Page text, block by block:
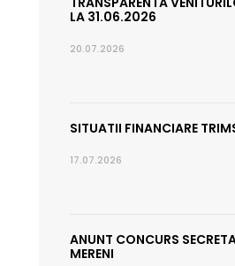
LA 31.06.2026
20.07.2026
SITUATII FINANCIARE
17.07.2026
ANUNT CONCURS
MERENI